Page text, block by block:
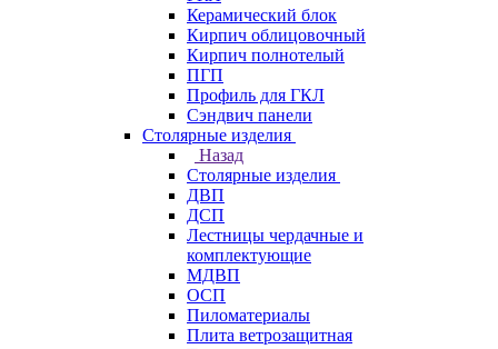
Керамический блок
Кирпич облицовочный
Кирпич полнотелый
ПГП
Профиль для ГКЛ
Сэндвич панели
Столярные изделия
Назад
Столярные изделия
ДВП
ДСП
Лестницы чердачные и
комплектующие
МДВП
ОСП
Пиломатериалы
Плита ветрозащитная